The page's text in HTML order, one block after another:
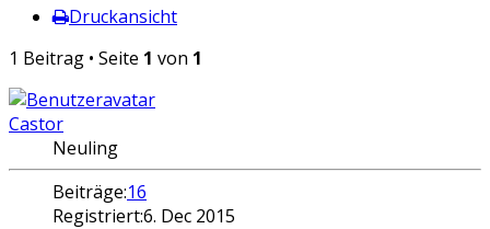
Druckansicht
1 Beitrag • Seite 1 von 1
Castor
Neuling
Beiträge:16
Registriert:6. Dec 2015